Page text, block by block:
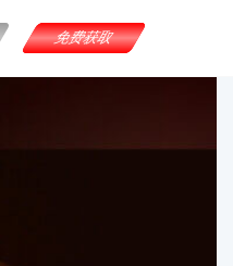
免费获取